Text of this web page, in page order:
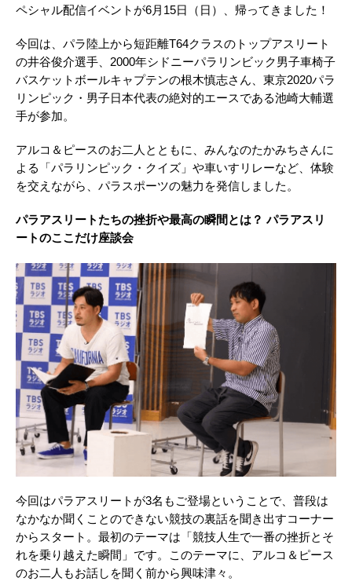
ペシャル配信イベントが6月15日（日）、帰ってきました！
今回は、パラ陸上から短距離T64クラスのトップアスリート
の井谷俊介選手、2000年シドニーパラリンビック男子車椅子
バスケットボールキャプテンの根木慎志さん、東京2020パラ
リンピック・男子日本代表の絶対的エースである池崎大輔選
手が参加。
アルコ＆ピースのお二人とともに、みんなのたかみちさんに
よる「パラリンピック・クイズ」や車いすリレーなど、体験
を交えながら、パラスポーツの魅力を発信しました。
パラアスリートたちの挫折や最高の瞬間とは？ パラアスリ
ートのここだけ座談会
今回はパラアスリートが3名もご登場ということで、普段は
なかなか聞くことのできない競技の裏話を聞き出すコーナー
からスタート。最初のテーマは「競技人生で一番の挫折とそ
れを乗り越えた瞬間」です。このテーマに、アルコ＆ピース
のお二人もお話しを聞く前から興味津々。